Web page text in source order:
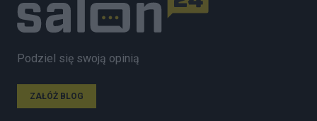
Podziel się swoją opinią
ZAŁÓŻ BLOG